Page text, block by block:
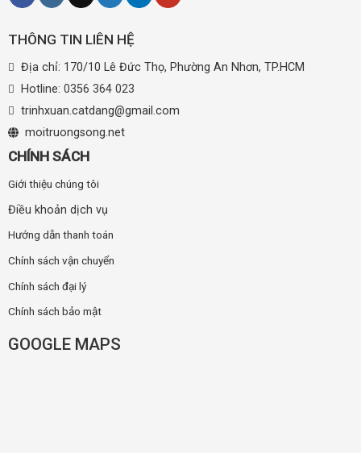
THÔNG TIN LIÊN HỆ
Địa chỉ: 170/10 Lê Đức Thọ, Phường An Nhơn, TP.HCM
Hotline: 0356 364 023
trinhxuan.catdang@gmail.com
moitruongsong.net
CHÍNH SÁCH
Giới thiệu chúng tôi
Điều khoản dịch vụ
Hướng dẫn thanh toán
Chính sách vận chuyển
Chính sách đại lý
Chính sách bảo mật
GOOGLE MAPS